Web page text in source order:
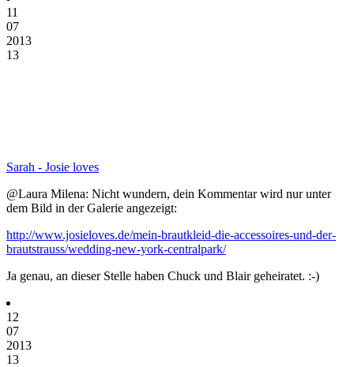
11
07
2013
13
Sarah - Josie loves
@Laura Milena: Nicht wundern, dein Kommentar wird nur unter
dem Bild in der Galerie angezeigt:
http://www.josieloves.de/mein-brautkleid-die-accessoires-und-der-
brautstrauss/wedding-new-york-centralpark/
Ja genau, an dieser Stelle haben Chuck und Blair geheiratet. :-)
12
07
2013
13